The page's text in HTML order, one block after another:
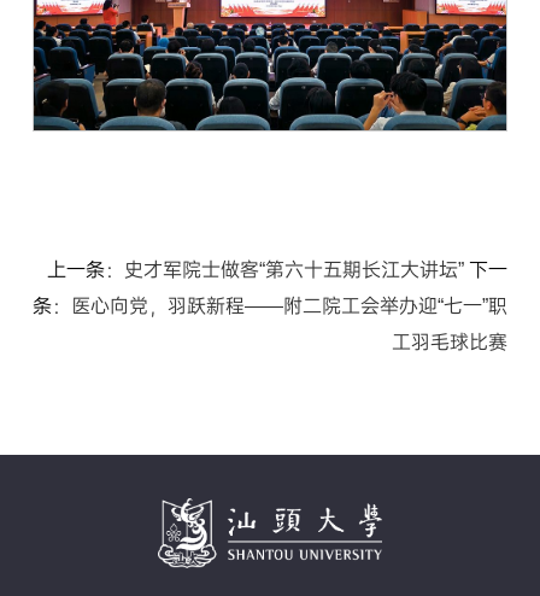
上一条： 史才军院士做客“第六十五期长江大讲坛” 下一
条：
医心向党，羽跃新程——附二院工会举办迎“七一”职
工羽毛球比赛